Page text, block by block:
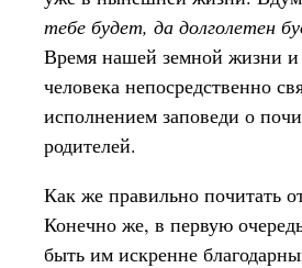
тебе будет, да долголетен
Время нашей земной жизни и
человека непосредственно
исполнением заповеди о
родителей.
Как же правильно почитать
Конечно же, в первую
быть им искренне